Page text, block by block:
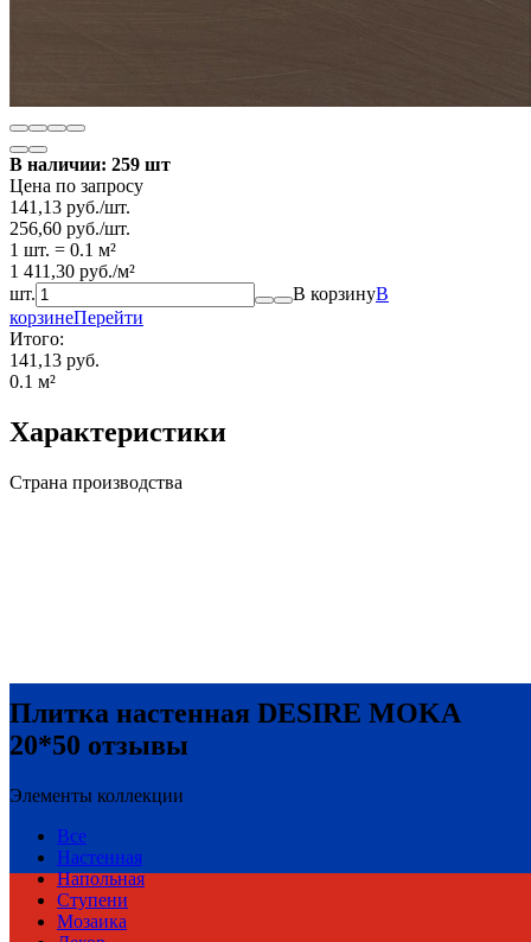
В наличии: 259 шт
Цена по запросу
141,13 руб./шт.
256,60 руб./шт.
1 шт. = 0.1 м²
1 411,30 руб./м²
шт.
В корзинуВ
корзинеПерейти
Итого:
141,13 руб.
0.1 м²
Характеристики
Страна производства
Плитка настенная DESIRE MOKA
20*50 отзывы
Элементы коллекции
Все
Настенная
Напольная
Ступени
Мозаика